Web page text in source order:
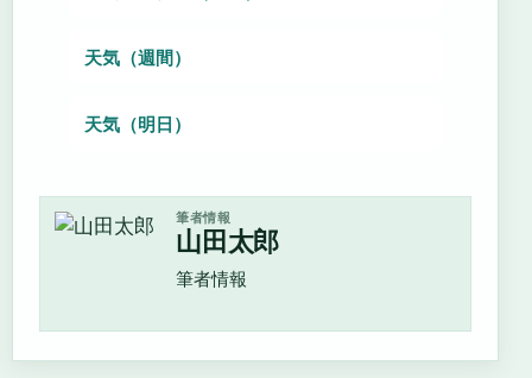
天気（週間）
天気（明日）
筆者情報
山田太郎
筆者情報